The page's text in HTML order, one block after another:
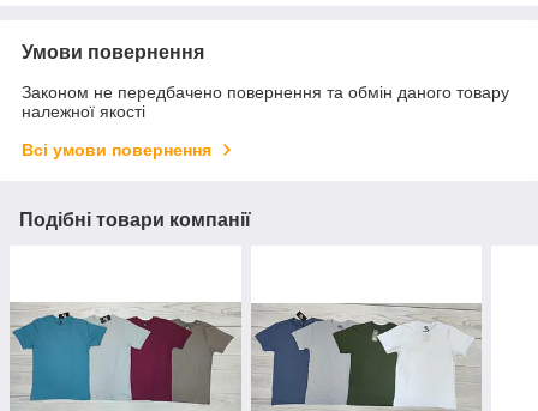
Умови повернення
Законом не передбачено повернення та обмін даного товару
належної якості
Всі умови повернення
Подібні товари компанії